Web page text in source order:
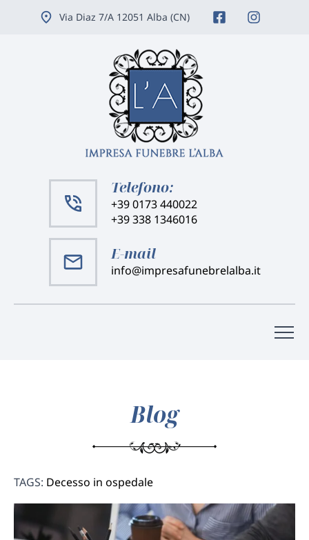
Via Diaz 7/A 12051 Alba (CN)
Telefono:
+39 0173 440022
+39 338 1346016
E-mail
info@impresafunebrelalba.it
Blog
TAGS: Decesso in ospedale